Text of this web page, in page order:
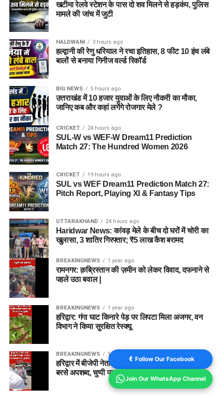
खटीमा रेलवे स्टेशन के पास दो शव मिलने से हड़कंप, पुलिस
मामले की जांच में जुटी
HALDWANI 3 hours ago
हल्द्वानी की रेणु धरियाल ने रचा इतिहास, 8 फीट 10 इंच लंबे
बालों से बनाया गिनीज वर्ल्ड रिकॉर्ड
BIG NEWS 5 hours ago
उत्तराखंड में 10 हजार युवाओं के लिए नौकरी का मौका,
जानिए कब और कहां लगेंगे रोजगार मेले ?
CRICKET 24 hours ago
SUL-W vs WEF-W Dream11 Prediction
Match 27: The Hundred Women 2026
CRICKET 19 hours ago
SUL vs WEF Dream11 Prediction Match 27:
Pitch Report, Playing XI & Fantasy Tips
UTTARAKHAND 24 hours ago
Haridwar News: कांवड़ मेले के बीच दो घरों में चोरी का
खुलासा, 3 शातिर गिरफ्तार; ₹5 लाख कैश बरामद
BREAKINGNEWS 1 year ago
रामनगर: क़ब्रिस्तान की ज़मीन को लेकर विवाद, दफनाने से
पहले उठा बवाल |
BREAKINGNEWS 1 year ago
हरिद्वार: गंगा घाट किनारे पेड़ पर लिपटा मिला अजगर, वन
विभाग ने किया सुरक्षित रेस्क्यू
BREAKINGNEWS 1 year ago
हरिद्वार में बीजेपी नेता की दबंगई कैमरे में कैद, अफसर पर
बरसे अपशब्द, चुप्पी पर उठे सवाल
Follow Our Facebook
Join Our WhatsApp Channel